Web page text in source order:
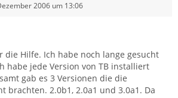
2006 um 13:06
die Hilfe. Ich habe noch lange gesucht
habe jede Version von TB installiert
gab es 3 Versionen die die
brachten. 2.0b1, 2.0a1 und 3.0a1. Da